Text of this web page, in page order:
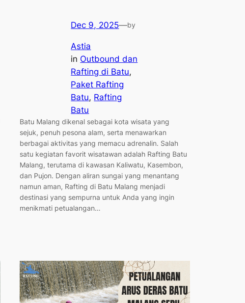
Dec 9, 2025—by
Astia
in Outbound dan
Rafting di Batu
Paket Rafting
Batu, Rafting
Batu
Batu Malang dikenal sebagai kota wisata yang
sejuk, penuh pesona alam, serta menawarkan
berbagai aktivitas yang memacu adrenalin. Salah
satu kegiatan favorit wisatawan adalah Rafting Batu
Malang, terutama di kawasan Kaliwatu, Kasembon,
dan Pujon. Dengan aliran sungai yang menantang
namun aman, Rafting di Batu Malang menjadi
destinasi yang sempurna untuk Anda yang ingin
menikmati petualangan…